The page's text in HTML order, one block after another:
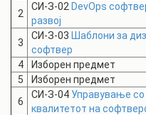
2
СИ-З-02 DevOps
развој
3
СИ-З-03 Шаблони за
софтвер
4
Изборен предмет
5
Изборен предмет
6
СИ-З-04 Управување со
квалитетот на